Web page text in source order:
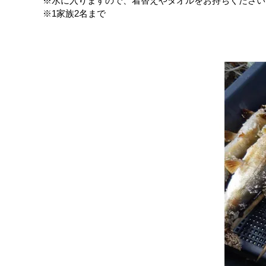
※1家族2名まで